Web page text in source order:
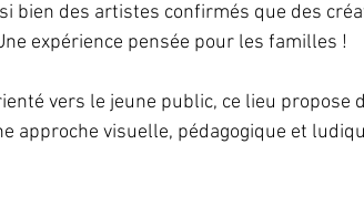
bien des artistes confirmés que des
expérience pensée pour les familles !
vers le jeune public, ce lieu propose
approche visuelle, pédagogique et